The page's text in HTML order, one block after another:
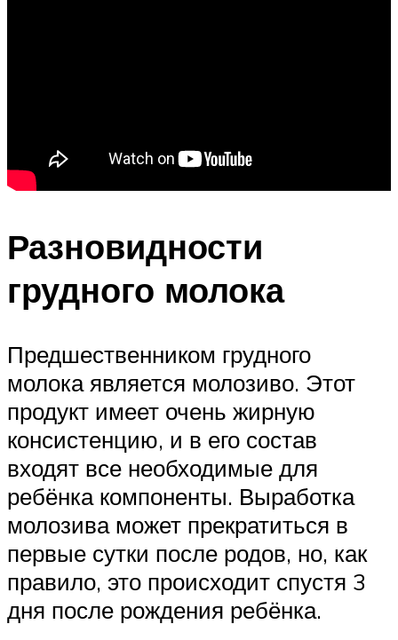
Разновидности
грудного молока
Предшественником грудного
молока является молозиво. Этот
продукт имеет очень жирную
консистенцию, и в его состав
входят все необходимые для
ребёнка компоненты. Выработка
молозива может прекратиться в
первые сутки после родов, но, как
правило, это происходит спустя 3
дня после рождения ребёнка.